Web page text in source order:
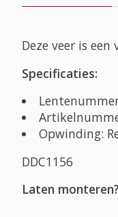
Deze veer is
Specificaties:
Opwinding:
DDC1156
Laten